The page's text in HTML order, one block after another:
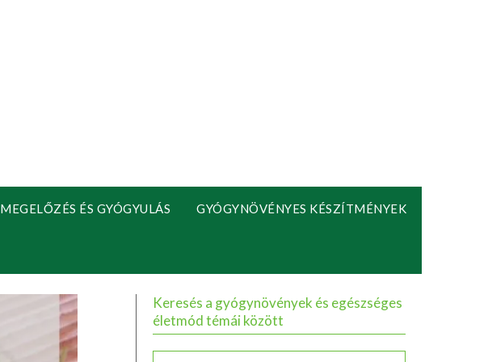
MEGELŐZÉS ÉS GYÓGYULÁS GYÓGYNÖVÉNYES KÉSZÍTMÉNYEK
Keresés a gyógynövények és egészséges
életmód témái között